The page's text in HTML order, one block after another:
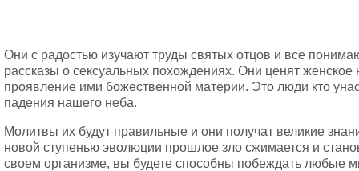
Они с радостью изучают труды святых отцов и все
рассказы о сексуальных похождениях. Они ценят женское
проявление ими божественной материи. Это люди кто
падения нашего неба.
Молитвы их будут правильные и они получат великие
новой ступенью эволюции прошлое зло сжимается и
своем организме, вы будете способны побеждать любые